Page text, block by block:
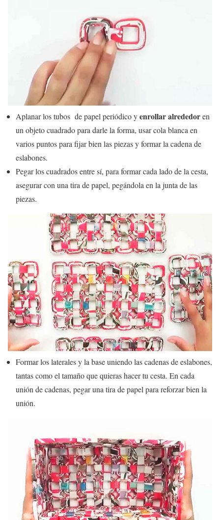
Aplanar los tubos de papel periódico yenrollar alrededoren
un objeto cuadrado para darle la forma, usar cola blanca en
varios puntos para fijar bien las piezas y formar la cadena de
eslabones.
Pegar los cuadrados entre sí, para formar cada lado de la cesta,
asegurar con una tira de papel, pegándola en la junta de las
piezas.
Formar los laterales y la base uniendo las cadenas de eslabones,
tantas como el tamaño que quieras hacer tu cesta. En cada
unión de cadenas, pegar una tira de papel para reforzar bien la
unión.